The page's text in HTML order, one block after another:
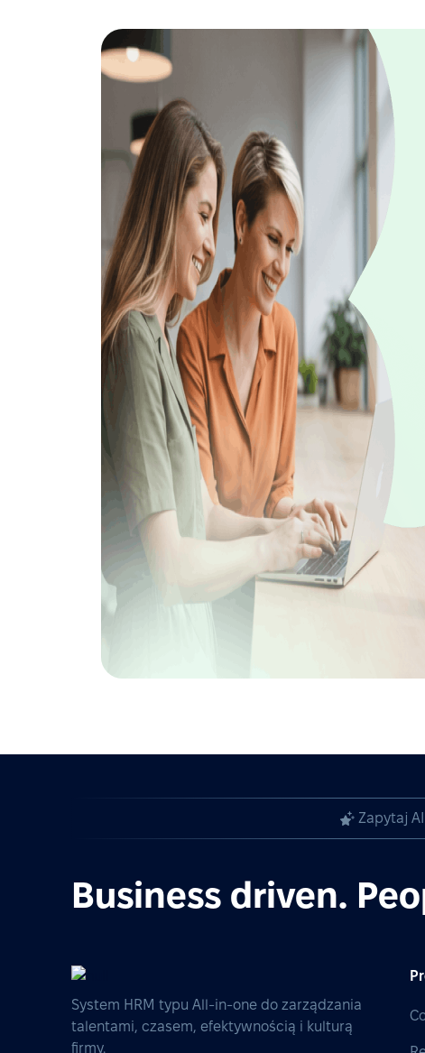
Zapytaj
Business driven.
System HRM typu All-in-one do zarządzania
talentami, czasem, efektywnością i kulturą
firmy.